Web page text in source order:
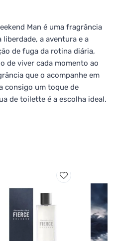
Man é uma fragrância
liberdade, a aventura e a
de fuga da rotina diária,
de viver cada momento ao
que o acompanhe em
consigo um toque de
de toilette é a escolha ideal.